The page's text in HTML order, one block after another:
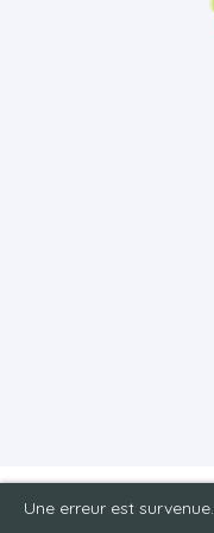
Une erreur est survenue.